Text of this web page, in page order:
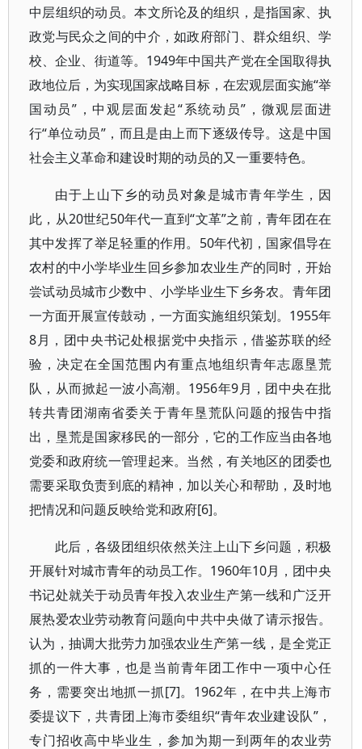
中层组织的动员。本文所论及的组织，是指国家、执
政党与民众之间的中介，如政府部门、群众组织、学
校、企业、街道等。1949年中国共产党在全国取得执
政地位后，为实现国家战略目标，在宏观层面实施“举
国动员”，中观层面发起“系统动员”，微观层面进
行“单位动员”，而且是由上而下逐级传导。这是中国
社会主义革命和建设时期的动员的又一重要特色。
由于上山下乡的动员对象是城市青年学生，因
此，从20世纪50年代一直到“文革”之前，青年团在在
其中发挥了举足轻重的作用。50年代初，国家倡导在
农村的中小学毕业生回乡参加农业生产的同时，开始
尝试动员城市少数中、小学毕业生下乡务农。青年团
一方面开展宣传鼓动，一方面实施组织策划。1955年
8月，团中央书记处根据党中央指示，借鉴苏联的经
验，决定在全国范围内有重点地组织青年志愿垦荒
队，从而掀起一波小高潮。1956年9月，团中央在批
转共青团湖南省委关于青年垦荒队问题的报告中指
出，垦荒是国家移民的一部分，它的工作应当由各地
党委和政府统一管理起来。当然，有关地区的团委也
需要采取负责到底的精神，加以关心和帮助，及时地
把情况和问题反映给党和政府[6]。
此后，各级团组织依然关注上山下乡问题，积极
开展针对城市青年的动员工作。1960年10月，团中央
书记处就关于动员青年投入农业生产第一线和广泛开
展热爱农业劳动教育问题向中共中央做了请示报告。
认为，抽调大批劳力加强农业生产第一线，是全党正
抓的一件大事，也是当前青年团工作中一项中心任
务，需要突出地抓一抓[7]。1962年，在中共上海市
委提议下，共青团上海市委组织“青年农业建设队”，
专门招收高中毕业生，参加为期一到两年的农业劳